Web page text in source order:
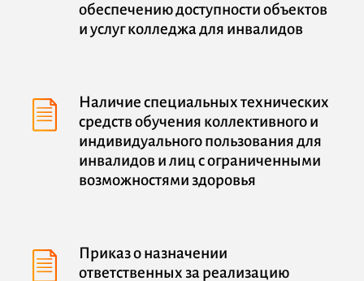
обеспечению доступности объектов
и услуг колледжа для инвалидов
Наличие специальных технических
средств обучения коллективного и
индивидуального пользования для
инвалидов и лиц с ограниченными
возможностями здоровья
Приказ о назначении
ответственных за реализацию